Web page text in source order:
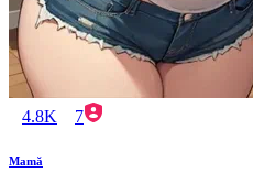
4.8K 7
Mamă